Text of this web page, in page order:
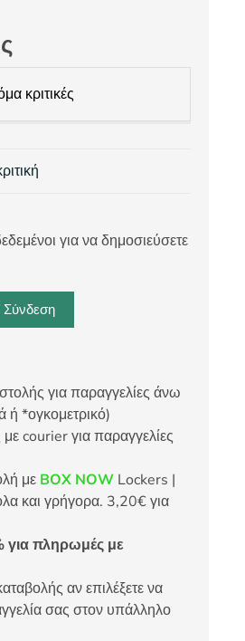
κριτικές
για να δημοσιεύσετε
Σύνδεση
για παραγγελίες άνω
ή *ογκομετρικό)
courier για παραγγελίες
με BOX NOW Lockers |
και γρήγορα. 3,20€ για
πληρωμές με
αν επιλέξετε να
σας στον υπάλληλο